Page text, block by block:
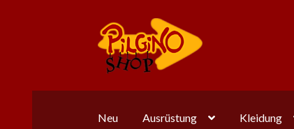
Zur
Navigation
springen
Zum
Inhalt
springen
Neu Ausrüstung Kleidung